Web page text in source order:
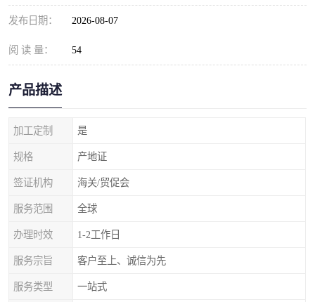
发布日期： 2026-08-07
阅 读 量： 54
产品描述
加工定制 是
规格 产地证
签证机构 海关/贸促会
服务范围 全球
办理时效 1-2工作日
服务宗旨 客户至上、诚信为先
服务类型 一站式